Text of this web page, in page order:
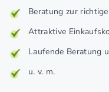
Beratung zur
Attraktive
Laufende Beratung
u. v. m.